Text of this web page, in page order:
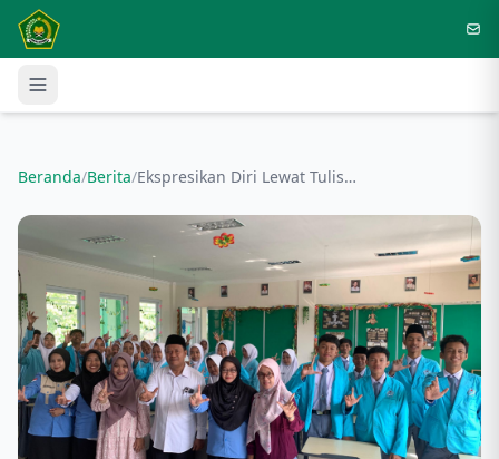
Langsung ke konten utama
Beranda/Berita/ Ekspresikan Diri Lewat Tulisan, Ekskul Riset MAN 3 Nganjuk Gelar Diskusi Literasi Inspiratif